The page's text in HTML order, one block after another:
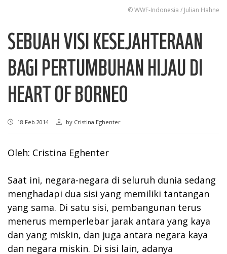
© WWF-Indonesia / Julian Hahne
SEBUAH VISI KESEJAHTERAAN
BAGI PERTUMBUHAN HIJAU DI
HEART OF BORNEO
18 Feb 2014 by Cristina Eghenter
Oleh: Cristina Eghenter
Saat ini, negara-negara di seluruh dunia sedang
menghadapi dua sisi yang memiliki tantangan
yang sama. Di satu sisi, pembangunan terus
menerus memperlebar jarak antara yang kaya
dan yang miskin, dan juga antara negara kaya
dan negara miskin. Di sisi lain, adanya